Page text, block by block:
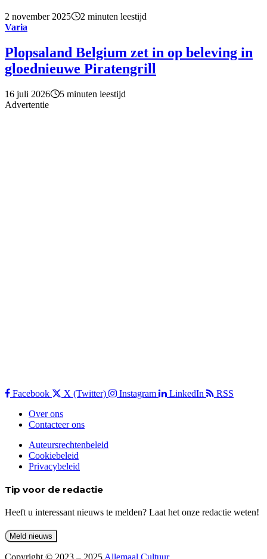
2 november 2025
2 minuten leestijd
Varia
Plopsaland Belgium zet in op beleving in
gloednieuwe Piratengrill
16 juli 2026
5 minuten leestijd
Advertentie
Facebook X (Twitter) Instagram LinkedIn
RSS
Over ons
Contacteer ons
Auteursrechtenbeleid
Cookiebeleid
Privacybeleid
Tip voor de redactie
Heeft u interessant nieuws te melden? Laat het onze redactie weten!
Copyright © 2023 – 2025 Allemaal Cultuur.